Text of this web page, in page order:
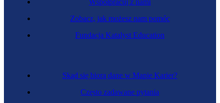
Skąd się biorą dane w Mapie Karier?
Często zadawane pytania
Zobacz, jak możesz nam pomóc
Fundacja Katalyst Education